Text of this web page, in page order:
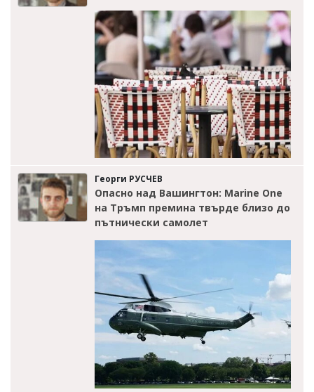
Георги РУСЧЕВ
Опасно над Вашингтон: Marine One
на Тръмп премина твърде близо до
пътнически самолет